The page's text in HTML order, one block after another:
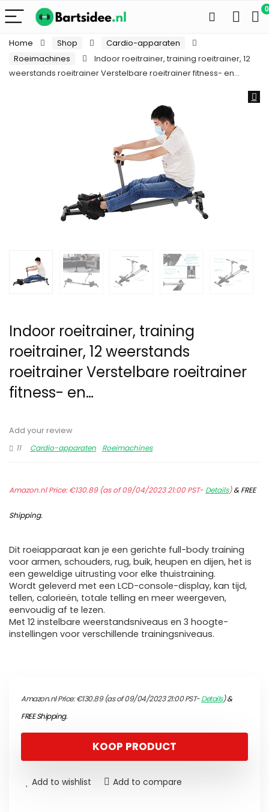
0
Home Shop
Cardio-apparaten
Roeimachines
Indoor roeitrainer, training roeitrainer, 12
weerstands roeitrainer Verstelbare roeitrainer fitness- en…
Indoor roeitrainer, training
roeitrainer, 12 weerstands
roeitrainer Verstelbare roeitrainer
fitness- en…
Add your review
11
Cardio-apparaten Roeimachines
Amazon.nl Price:€130.89(as of 09/04/2023 21:00 PST- Details)&FREE
Shipping.
Dit roeiapparaat kan je een gerichte full-body training
voor armen, schouders, rug, buik, heupen en dijen, het is
een geweldige uitrusting voor elke thuistraining.
Wordt geleverd met een LCD-console-display, kan tijd,
tellen, calorieën, totale telling en meer weergeven,
eenvoudig af te lezen.
Met 12 instelbare weerstandsniveaus en 3 hoogte-
instellingen voor verschillende trainingsniveaus.
Amazon.nl Price:€130.89(as of 09/04/2023 21:00 PST-Details)&
FREE Shipping.
KOOP PRODUCT
Add to wishlist Add to compare